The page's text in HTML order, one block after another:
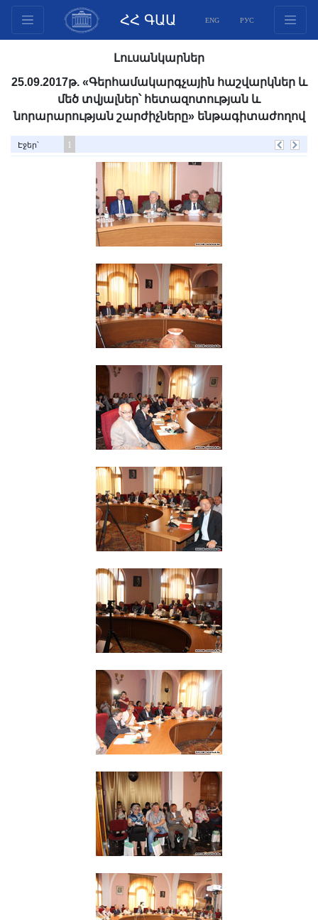
ՀՀ ԳԱԱ ENG РУС
անդամներ
Փաստաթղթեր
Ինովացիոն առաջարկներ
Հրատարակություններ
Հիմնադրամներ
Գիտաժողովներ
համագործակցություն
Երիտասարդական
Լուսանկարներ
Վեբ ռեսուրսներ
Այլ ակադեմիաներ
«Գիտություն» թերթ
«Գիտության աշխարհում»
Հրապարակումներ
Նորություններ
Գիտական արդյունքներ
Սփյուռքի գիտնականները
Երիտասարդ գիտնականի
Մեր երախտավորները
Հայտարարություններ
Կայքի քարտեզ
Լուսանկարներ
25.09.2017թ. «Գերհամակարգչային հաշվարկներ և
մեծ տվյալներ՝ հետազոտության և
նորարարության շարժիչները» ենթագիտաժողով
Էջեր՝ 1